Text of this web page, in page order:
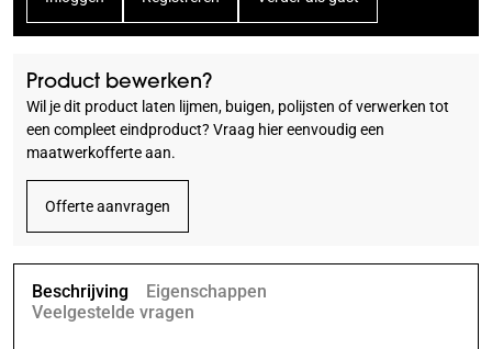
Product bewerken?
Wil je dit product laten lijmen, buigen, polijsten of verwerken tot
een compleet eindproduct? Vraag hier eenvoudig een
maatwerkofferte aan.
Offerte aanvragen
Beschrijving
Eigenschappen
Veelgestelde vragen